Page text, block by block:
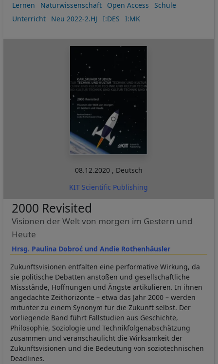
Lernen
Naturwissenschaft Open Access
Schule
Unterricht
Neu 2022-2.HJ I:DES I:MK
08.12.2020 , Deutsch
KIT Scientific Publishing
Hrsg. Paulina Dobroć und Andie Rothenhäusler
2000 Revisited
Visionen der Welt von morgen im Gestern und
Heute
Zukunftsvisionen entfalten eine performative Wirkung, da
sie politische Debatten anstoßen und gesellschaftliche
Missstände, Hoffnungen und Ängste artikulieren. In ihnen
angedachte Zeithorizonte – etwa das Jahr 2000 – werden
mitunter zu einem Synonym für die Zukunft selbst. Der
vorliegende Band führt Fallstudien aus Geschichte,
Philosophie, Soziologie und Technikfolgenabschätzung
zusammen und veranschaulicht die Wirksamkeit der
Zukunftsvisionen und die Bedeutung von soziotechnischen
Deadlines.